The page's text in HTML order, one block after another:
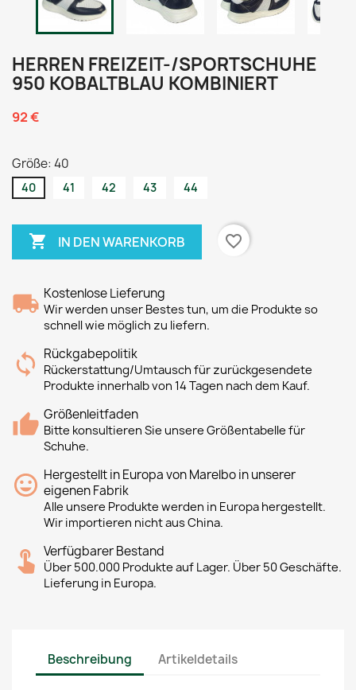
HERREN FREIZEIT-/SPORTSCHUHE
950 KOBALTBLAU KOMBINIERT
92 €
Größe: 40
40 41 42 43 44
 IN DEN WARENKORB favorite_border
Kostenlose Lieferung
Wir werden unser Bestes tun, um die Produkte so
schnell wie möglich zu liefern.
Rückgabepolitik
Rückerstattung/Umtausch für zurückgesendete
Produkte innerhalb von 14 Tagen nach dem Kauf.
Größenleitfaden
Bitte konsultieren Sie unsere Größentabelle für
Schuhe.
Hergestellt in Europa von Marelbo in unserer
eigenen Fabrik
Alle unsere Produkte werden in Europa hergestellt.
Wir importieren nicht aus China.
Verfügbarer Bestand
Über 500.000 Produkte auf Lager. Über 50 Geschäfte.
Lieferung in Europa.
Beschreibung Artikeldetails